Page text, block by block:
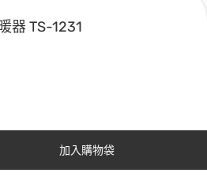
器 TS-1231
加入購物袋